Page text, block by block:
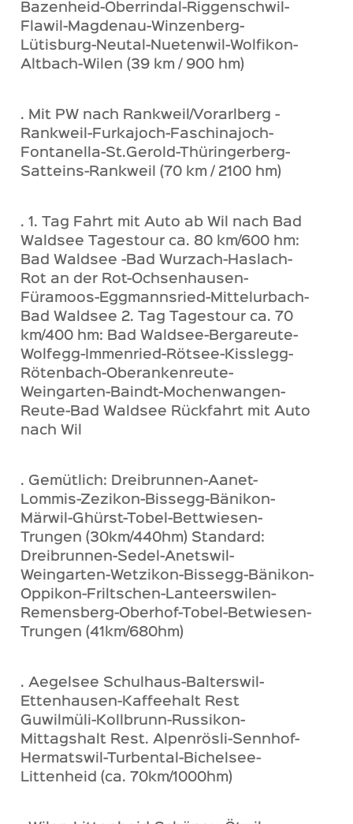
Bazenheid-Oberrindal-Riggenschwil-
Flawil-Magdenau-Winzenberg-
Lütisburg-Neutal-Nuetenwil-Wolfikon-
Altbach-Wilen (39 km / 900 hm)
. Mit PW nach Rankweil/Vorarlberg -
Rankweil-Furkajoch-Faschinajoch-
Fontanella-St.Gerold-Thüringerberg-
Satteins-Rankweil (70 km / 2100 hm)
. 1. Tag Fahrt mit Auto ab Wil nach Bad
Waldsee Tagestour ca. 80 km/600 hm:
Bad Waldsee -Bad Wurzach-Haslach-
Rot an der Rot-Ochsenhausen-
Füramoos-Eggmannsried-Mittelurbach-
Bad Waldsee 2. Tag Tagestour ca. 70
km/400 hm: Bad Waldsee-Bergareute-
Wolfegg-Immenried-Rötsee-Kisslegg-
Rötenbach-Oberankenreute-
Weingarten-Baindt-Mochenwangen-
Reute-Bad Waldsee Rückfahrt mit Auto
nach Wil
. Gemütlich: Dreibrunnen-Aanet-
Lommis-Zezikon-Bissegg-Bänikon-
Märwil-Ghürst-Tobel-Bettwiesen-
Trungen (30km/440hm) Standard:
Dreibrunnen-Sedel-Anetswil-
Weingarten-Wetzikon-Bissegg-Bänikon-
Oppikon-Friltschen-Lanteerswilen-
Remensberg-Oberhof-Tobel-Betwiesen-
Trungen (41km/680hm)
. Aegelsee Schulhaus-Balterswil-
Ettenhausen-Kaffeehalt Rest
Guwilmüli-Kollbrunn-Russikon-
Mittagshalt Rest. Alpenrösli-Sennhof-
Hermatswil-Turbental-Bichelsee-
Littenheid (ca. 70km/1000hm)